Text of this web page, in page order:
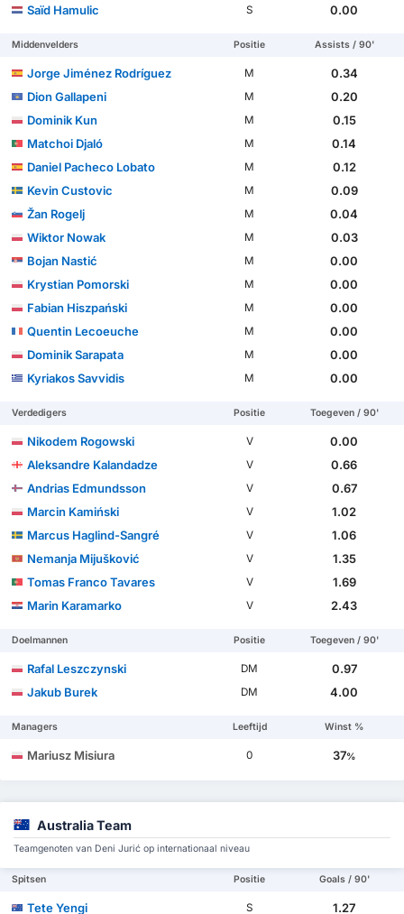
Saïd Hamulic
S 0.00
Middenvelders Positie Assists / 90'
Jorge Jiménez Rodríguez M
0.34
Dion Gallapeni
M
0.20
Dominik Kun
M
0.15
Matchoi Djaló
M
0.14
Daniel Pacheco Lobato
M
0.12
Kevin Custovic
M
0.09
Žan Rogelj
M
0.04
Wiktor Nowak
M
0.03
Bojan Nastić
M
0.00
Krystian Pomorski
M
0.00
Fabian Hiszpański
M
0.00
Quentin Lecoeuche
M
0.00
Dominik Sarapata
M
0.00
Kyriakos Savvidis
M 0.00
Verdedigers Positie Toegeven / 90'
Nikodem Rogowski V
0.00
Aleksandre Kalandadze
V
0.66
Andrias Edmundsson
V
0.67
Marcin Kamiński
V
1.02
Marcus Haglind-Sangré
V
1.06
Nemanja Mijušković
V
1.35
Tomas Franco Tavares
V
1.69
Marin Karamarko
V 2.43
Doelmannen Positie Toegeven / 90'
Rafal Leszczynski DM
0.97
Jakub Burek
DM 4.00
Managers Leeftijd Winst %
Mariusz Misiura 0 37%
Australia Team
Teamgenoten van Deni Jurić op internationaal niveau
Spitsen Positie Goals / 90'
Tete Yengi S 1.27